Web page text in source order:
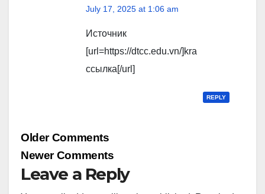
July 17, 2025 at 1:06 am
Источник
[url=https://dtcc.edu.vn/]kra
ссылка[/url]
REPLY
Comment
Older Comments
Newer Comments
Leave a Reply